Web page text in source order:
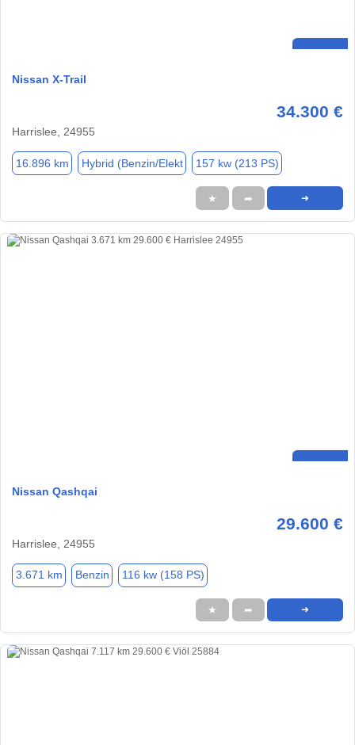
Nissan X-Trail
34.300 €
Harrislee, 24955
16.896 km Hybrid (Benzin/Elekt 157 kw (213 PS)
★ ➦ ➜
Nissan Qashqai
29.600 €
Harrislee, 24955
3.671 km Benzin 116 kw (158 PS)
★ ➦ ➜